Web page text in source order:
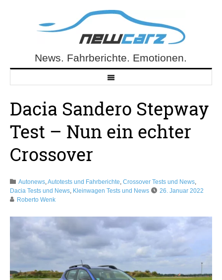
NewCarz.deNews. Fahrberichte. Emotionen.
Dacia Sandero Stepway
Test – Nun ein echter
Crossover
Autonews,Autotests und Fahrberichte, Crossover Tests und News,
Dacia Tests und News, Kleinwagen Tests und News
26. Januar 2022
Roberto Wenk